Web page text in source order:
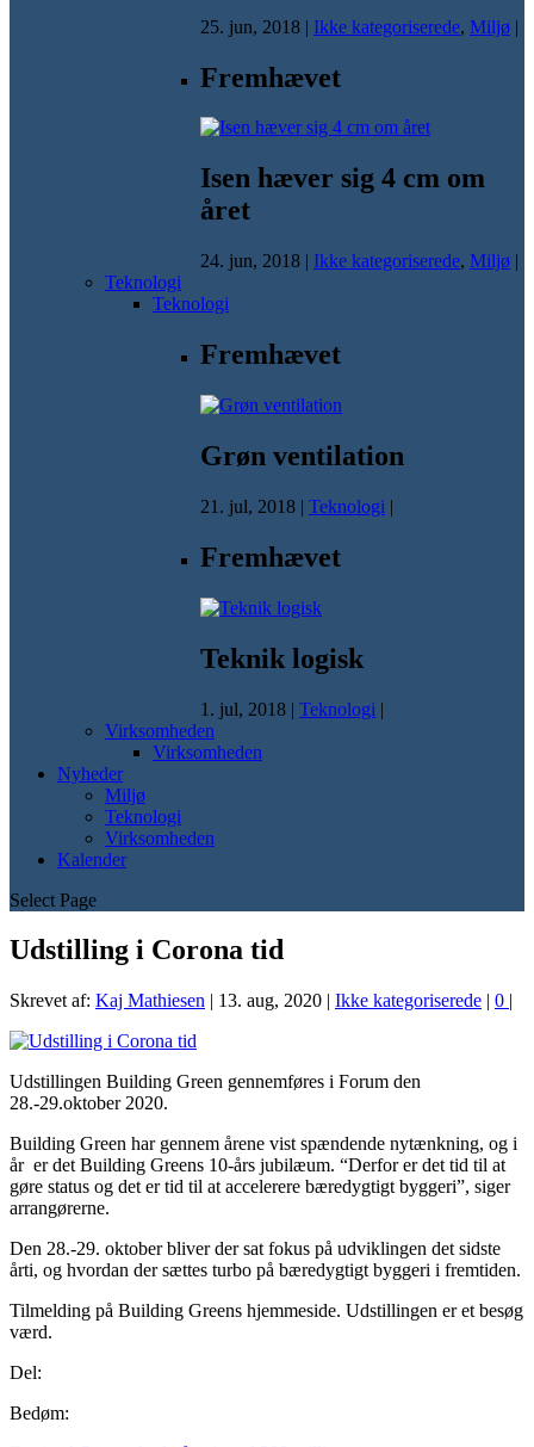
25. jun, 2018 | Ikke kategoriserede, Miljø |
Fremhævet
Isen hæver sig 4 cm om
året
24. jun, 2018 | Ikke kategoriserede, Miljø |
Teknologi
Teknologi
Fremhævet
Grøn ventilation
21. jul, 2018 | Teknologi |
Fremhævet
Teknik logisk
1. jul, 2018 | Teknologi |
Virksomheden
Virksomheden
Nyheder
Miljø
Teknologi
Virksomheden
Kalender
Select Page
Udstilling i Corona tid
Skrevet af: Kaj Mathiesen | 13. aug, 2020 | Ikke kategoriserede | 0 |
Udstillingen Building Green gennemføres i Forum den
28.-29.oktober 2020.
Building Green har gennem årene vist spændende nytænkning, og i
år er det Building Greens 10-års jubilæum. “Derfor er det tid til at
gøre status og det er tid til at accelerere bæredygtigt byggeri”, siger
arrangørerne.
Den 28.-29. oktober bliver der sat fokus på udviklingen det sidste
årti, og hvordan der sættes turbo på bæredygtigt byggeri i fremtiden.
Tilmelding på Building Greens hjemmeside. Udstillingen er et besøg
værd.
Del:
Bedøm: